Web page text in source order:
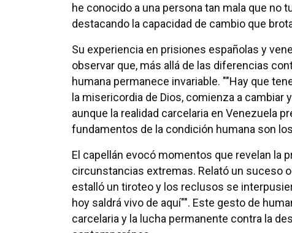
he conocido a una persona tan mala que no
destacando la capacidad de cambio que
Su experiencia en prisiones españolas y
observar que, más allá de las diferencias
humana permanece invariable. ""Hay que
la misericordia de Dios, comienza a cambiar
aunque la realidad carcelaria en Venezuela
fundamentos de la condición humana son
El capellán evocó momentos que revelan la
circunstancias extremas. Relató un suceso
estalló un tiroteo y los reclusos se
hoy saldrá vivo de aquí"". Este gesto de
carcelaria y la lucha permanente contra la